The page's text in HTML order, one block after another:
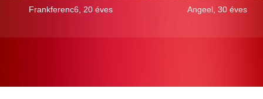
Frankferenc6, 20 éves Angeel, 30 éves